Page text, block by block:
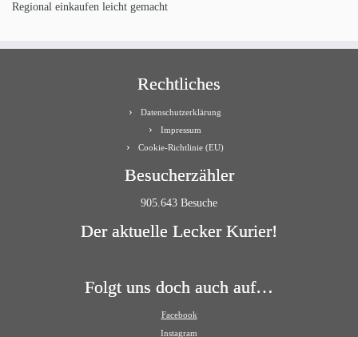
Regional einkaufen leicht gemacht
Rechtliches
Datenschutzerklärung
Impressum
Cookie-Richtlinie (EU)
Besucherzähler
905.643 Besuche
Der aktuelle Lecker Kurier!
Folgt uns doch auch auf…
Facebook
Instagram